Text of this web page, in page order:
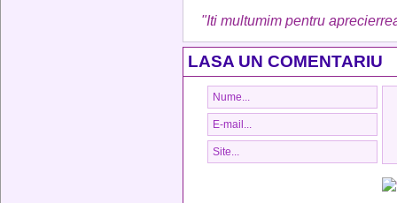
"Iti multumim pentru
LASA UN COMENTARIU